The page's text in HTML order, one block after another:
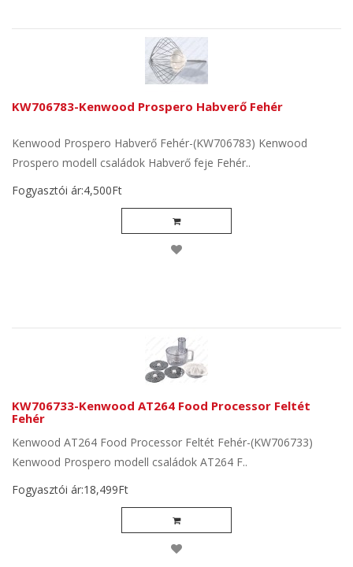
KW706783-Kenwood Prospero Habverő Fehér
Kenwood Prospero Habverő Fehér-(KW706783) Kenwood
Prospero modell családok Habverő feje Fehér..
Fogyasztói ár:4,500Ft
KW706733-Kenwood AT264 Food Processor Feltét
Fehér
Kenwood AT264 Food Processor Feltét Fehér-(KW706733)
Kenwood Prospero modell családok AT264 F..
Fogyasztói ár:18,499Ft